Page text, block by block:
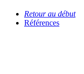
Retour au début
Références